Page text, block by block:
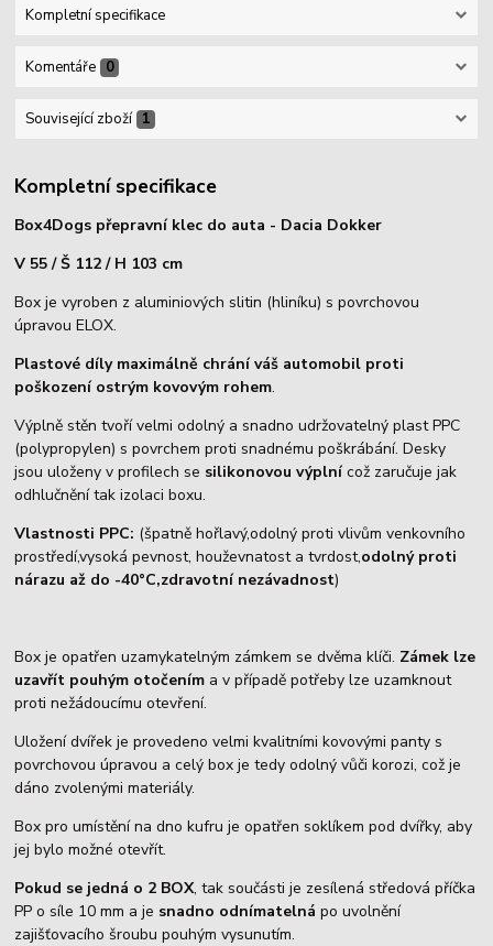
Kompletní specifikace
Komentáře 0
Související zboží 1
Kompletní specifikace
Box4Dogs přepravní klec do auta - Dacia Dokker
V 55 / Š 112 / H 103 cm
Box je vyroben z aluminiových slitin (hliníku) s povrchovou
úpravou ELOX.
Plastové díly maximálně chrání váš automobil proti
poškození ostrým kovovým rohem.
Výplně stěn tvoří velmi odolný a snadno udržovatelný plast PPC
(polypropylen) s povrchem proti snadnému poškrábání. Desky
jsou uloženy v profilech se silikonovou výplnícož zaručuje jak
odhlučnění tak izolaci boxu.
Vlastnosti PPC: (špatně hořlavý,odolný proti vlivům venkovního
prostředí,vysoká pevnost, houževnatost a tvrdost,odolný proti
nárazu až do -40°C,zdravotní nezávadnost)
Box je opatřen uzamykatelným zámkem se dvěma klíči. Zámek lze
uzavřít pouhým otočením a v případě potřeby lze uzamknout
proti nežádoucímu otevření.
Uložení dvířek je provedeno velmi kvalitními kovovými panty s
povrchovou úpravou a celý box je tedy odolný vůči korozi, což je
dáno zvolenými materiály.
Box pro umístění na dno kufru je opatřen soklíkem pod dvířky, aby
jej bylo možné otevřít.
Pokud se jedná o 2 BOX, tak součásti je zesílená středová příčka
PP o síle 10 mm a je snadno odnímatelná po uvolnění
zajišťovacího šroubu pouhým vysunutím.